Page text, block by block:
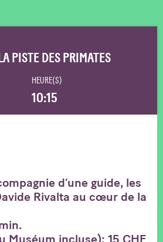
PISTE DES PRIMATES
HEURE(S)
10:15
d’une guide, les
Rivalta au cœur de la
Muséum incluse): 15 CHF